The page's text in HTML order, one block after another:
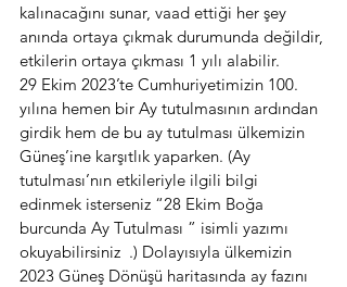
kalınacağını sunar, vaad ettiği her şey
anında ortaya çıkmak durumunda değildir,
etkilerin ortaya çıkması 1 yılı alabilir.
29 Ekim 2023’te Cumhuriyetimizin 100.
yılına hemen bir Ay tutulmasının ardından
girdik hem de bu ay tutulması ülkemizin
Güneş’ine karşıtlık yaparken. (Ay
tutulması’nın etkileriyle ilgili bilgi
edinmek isterseniz “28 Ekim Boğa
burcunda Ay Tutulması ” isimli yazımı
okuyabilirsiniz  .) Dolayısıyla ülkemizin
2023 Güneş Dönüşü haritasında ay fazını